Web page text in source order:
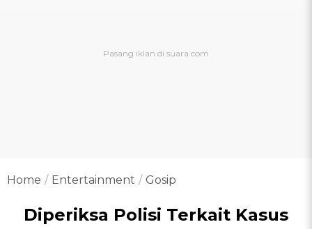
Home Entertainment Gosip
Diperiksa Polisi Terkait Kasus